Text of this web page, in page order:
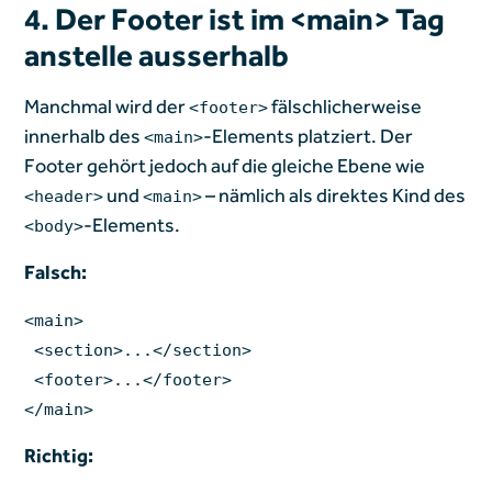
4. Der Footer ist im <main> Tag
anstelle ausserhalb
Manchmal wird der<footer>fälschlicherweise
innerhalb des<main>-Elements platziert. Der
Footer gehört jedoch auf die gleiche Ebene wie
<header> und<main>– nämlich als direktes Kind des
<body>-Elements.
Falsch:
<main>
<section>...</section>
<footer>...</footer>
</main>
Richtig: